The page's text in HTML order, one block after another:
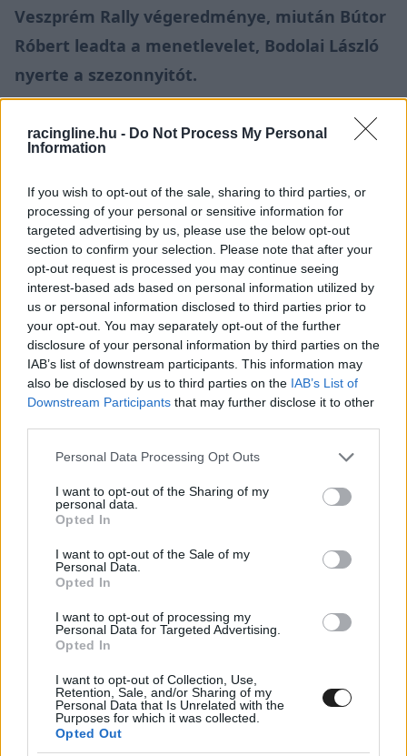
racingline.hu - Do Not Process My Personal
Information
If you wish to opt-out of the sale, sharing to third parties, or
processing of your personal or sensitive information for
targeted advertising by us, please use the below opt-out
section to confirm your selection. Please note that after your
opt-out request is processed you may continue seeing
interest-based ads based on personal information utilized by
us or personal information disclosed to third parties prior to
your opt-out. You may separately opt-out of the further
disclosure of your personal information by third parties on the
IAB’s list of downstream participants. This information may
also be disclosed by us to third parties on the IAB’s List of
Downstream Participants that may further disclose it to other
Please note that this website/app uses one or more Google
not limited to your visit or usage behaviour. You may click to
grant or deny consent to Google and its third-party tags to
use your data for below specified purposes in below Google
consent section.
Personal Data Processing Opt Outs
I want to opt-out of the Sharing of my
personal data.
Opted In
I want to opt-out of the Sale of my
Personal Data.
Opted In
I want to opt-out of processing my
Personal Data for Targeted Advertising.
Opted In
I want to opt-out of Collection, Use,
Retention, Sale, and/or Sharing of my
Personal Data that Is Unrelated with the
Purposes for which it was collected.
Opted Out
Veszprém Rally végeredménye, miután Bútor
Róbert leadta a menetlevelet, Bodolai László
nyerte a szezonnyitót.
Az utolsó gyorsasági utánmég ugyan Bútor
Róbert és Tagai Róbert vezette és ez alapján
nyerte volna is a Veszprém Rallyt, azonban a
skodás páros ezúttal is leadta a menetlevelet,
hiába nem a Citroen WRC-vel indult.
Így végül a futamot Bodolai László nyerte és első
ORB-futamgyőzelmét aratta Deák Attila
navigálásával, a második helyen László Martin és
Zsiros Gábor zárt, míg harmadikként Trencsényi
József és Verba Gábor ért be.